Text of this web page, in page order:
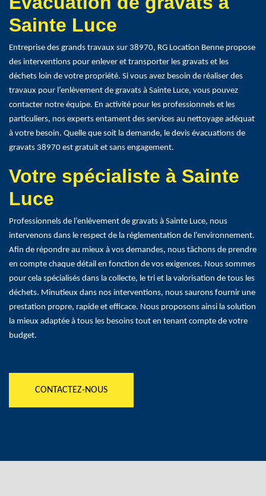
Sainte Luce
Entreprise des grands travaux sur 38970, RG Location Benne propose
des interventions pour enlever et transporter les gravats et les
déchets loin de votre propriété. Si vous avez besoin de réaliser des
travaux pour l’enlèvement de gravats à Sainte Luce, vous pouvez
contacter notre équipe. En activité pour les professionnels et les
particuliers, nos experts entament des services au nettoyage adéquat
à votre besoin. Quelle que soit la demande, le devis évacuations de
gravats 38970 est gratuit et sans engagement.
Votre spécialiste à Sainte
Luce
Professionnels de l’enlèvement de gravats à Sainte Luce, nous
intervenons dans le respect de la réglementation de l’environnement.
Afin de répondre au mieux à vos demandes, nous tâchons de prendre
en compte chaque détail en fonction de vos exigences. Nous sommes
pour cela spécialisés dans la collecte, le tri et la valorisation de tous les
déchets. Minutieux dans nos interventions, nous saurons fournir une
prestation propre, rapide et efficace. Nous proposons ainsi la solution
la mieux adaptée à tous les besoins tout en tenant compte de votre
budget.
CONTACTEZ-NOUS